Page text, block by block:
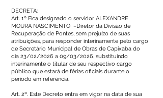
DECRETA:
Art. 1º Fica designado o servidor ALEXANDRE
MOURA NASCIMENTO –Diretor da Divisão de
Recuperação de Pontes, sem prejuízo de suas
atribuições, para responder interinamente pelo cargo
de Secretário Municipal de Obras de Capixaba do
dia 23/02/2026 a 09/03/2026, substituindo
interinamente o titular de seu respectivo cargo
público que estará de férias oficiais durante o
período em referência.
Art. 2º. Este Decreto entra em vigor na data de sua